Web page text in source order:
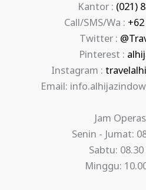
Kantor : (021)
Call/SMS/Wa :
Twitter :
Pinterest :
Instagram :
Email:
Jam
Senin - Jumat:
Sabtu: 08.30
Minggu: